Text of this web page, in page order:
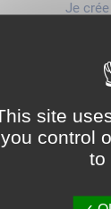
site
you control
to
Je
Démarrer